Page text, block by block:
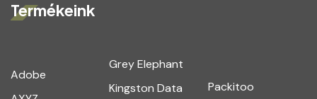
Termékeink
Adobe
Grey Elephant
Kingston Data
Packitoo